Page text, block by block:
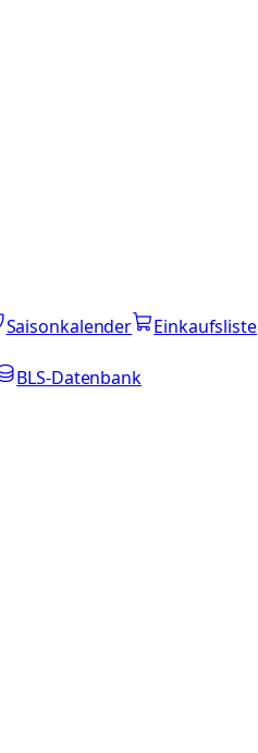
Saisonkalender Einkaufsliste
BLS-Datenbank